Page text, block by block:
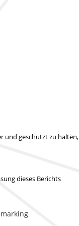
und geschützt zu halten,
dieses Berichts